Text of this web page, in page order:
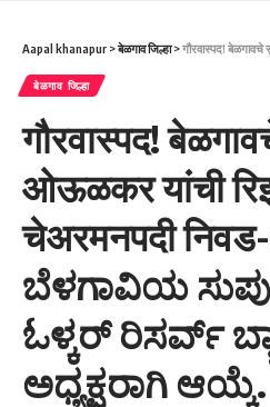
Aapal khanapur >बेळगाव जिल्हा>गौरवास्पद! बेळगावचे सुपुत्र दिनेश ओऊळकर
बेळगाव जिल्हा
गौरवास्पद!
ओऊळकर यांची
चेअरमनपदी
ಬೆಳಗಾವಿಯ
ಓಳ್ಕರ್ ರಿಸರ್ವ್
ಅಧ್ಯಕ್ಷರಾಗಿ ಆಯ್ಕೆ.